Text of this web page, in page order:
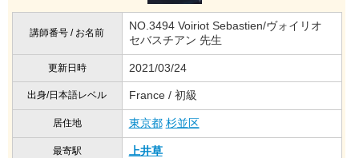
講師番号 / お名前
NO.3494 Voiriot Sebastien/ヴォイリオ
セバスチアン 先生
更新日時 2021/03/24
出身/日本語レベル France / 初級
居住地 東京都 杉並区
最寄駅 上井草